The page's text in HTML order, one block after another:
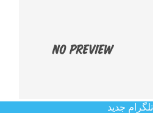
تلگرام جدید